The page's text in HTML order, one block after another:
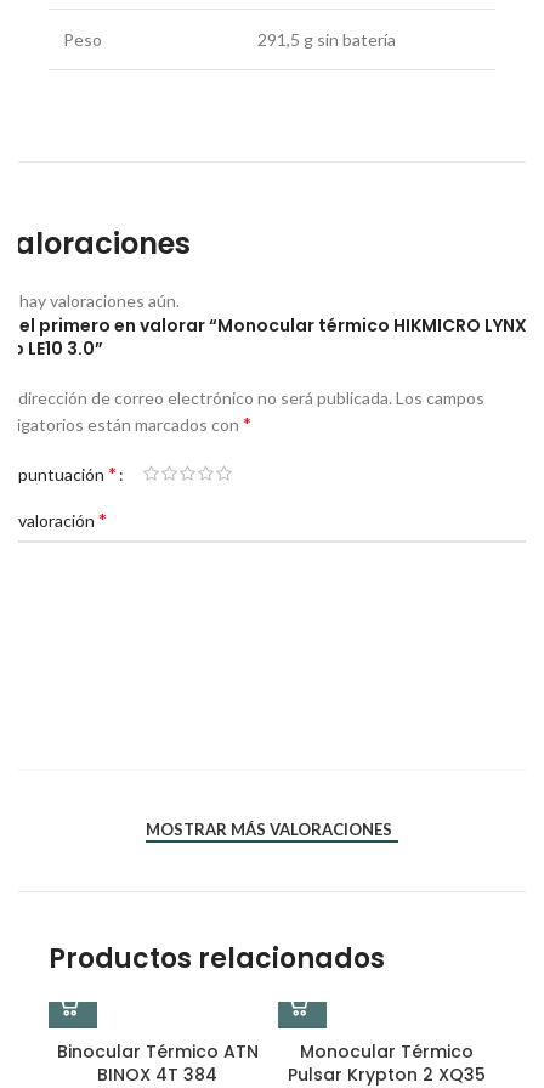
Peso 291,5 g sin batería
hay valoraciones aún.
el primero en valorar “Monocular térmico HIKMICRO LYNX
LE10 3.0”
dirección de correo electrónico no será publicada.Los campos
están marcados con *
puntuación *
valoración *
MOSTRAR MÁS VALORACIONES
Productos relacionados
Binocular Térmico ATN
BINOX 4T 384
Monocular Térmico
Pulsar Krypton 2 XQ35